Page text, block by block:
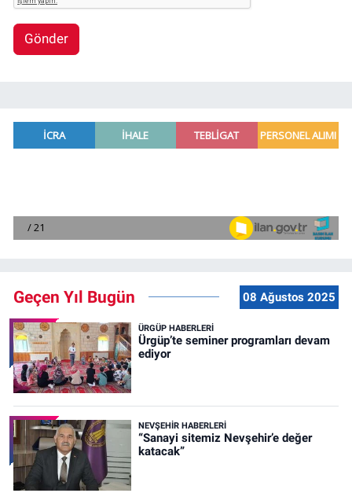
Gönder
Geçen Yıl Bugün 08 Ağustos 2025
ÜRGÜP HABERLERI
Ürgüp’te seminer programları devam
ediyor
NEVŞEHIR HABERLERI
“Sanayi sitemiz Nevşehir’e değer
katacak”